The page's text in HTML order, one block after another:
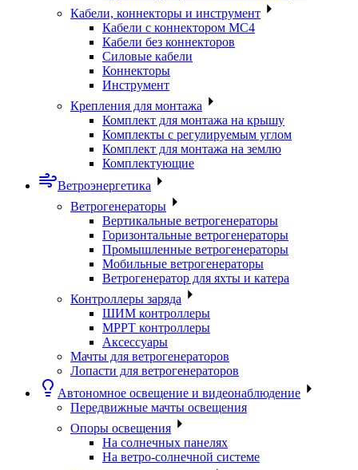
Кабели, коннекторы и инструмент
Кабели с коннектором МС4
Кабели без коннекторов
Силовые кабели
Коннекторы
Инструмент
Крепления для монтажа
Комплект для монтажа на крышу
Комплекты с регулируемым углом
Комплект для монтажа на землю
Комплектующие
Ветроэнергетика
Ветрогенераторы
Вертикальные ветрогенераторы
Горизонтальные ветрогенераторы
Промышленные ветрогенераторы
Мобильные ветрогенераторы
Ветрогенератор для яхты и катера
Контроллеры заряда
ШИМ контроллеры
МРРТ контроллеры
Аксессуары
Мачты для ветрогенераторов
Лопасти для ветрогенераторов
Автономное освещение и видеонаблюдение
Передвижные мачты освещения
Опоры освещения
На солнечных панелях
На ветро-солнечной системе